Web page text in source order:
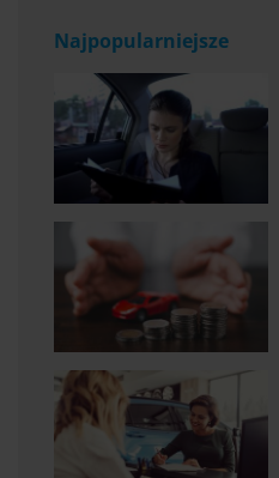
Najpopularniejsze